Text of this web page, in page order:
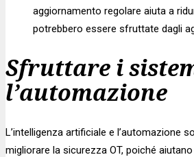
aggiornamento regolare aiuta a
potrebbero essere sfruttate dagli
Sfruttare i
l’automazione
L’intelligenza artificiale e l’automazione
migliorare la sicurezza OT, poiché